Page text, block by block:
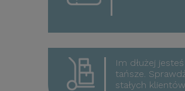
Im dłużej
tańsze.
stałych klientów.